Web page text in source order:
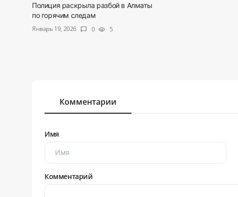
Полиция раскрыла разбой в Алматы
по горячим следам
Январь 19, 2026 chat_bubble 0 visibility 5
Комментарии
Имя
Комментарий